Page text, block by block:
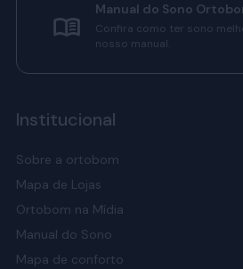
Manual do Sono
Confira como ter sono
nosso manual.
Institucional
Sobre a ortobom
Mapa de Lojas
Ortobom na Mídia
Manual do Sono
Mapa de conforto